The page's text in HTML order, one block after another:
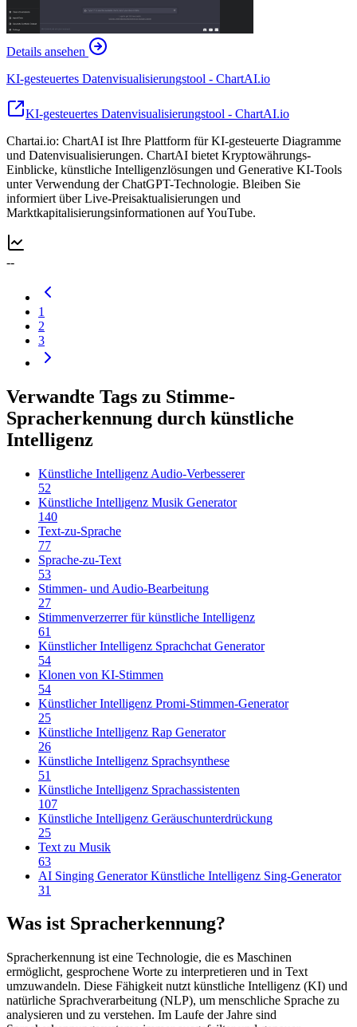
Details ansehen
KI-gesteuertes Datenvisualisierungstool - ChartAI.io
KI-gesteuertes Datenvisualisierungstool - ChartAI.io
Chartai.io: ChartAI ist Ihre Plattform für KI-gesteuerte Diagramme
und Datenvisualisierungen. ChartAI bietet Kryptowährungs-
Einblicke, künstliche Intelligenzlösungen und Generative KI-Tools
unter Verwendung der ChatGPT-Technologie. Bleiben Sie
informiert über Live-Preisaktualisierungen und
Marktkapitalisierungsinformationen auf YouTube.
--
1
2
3
Verwandte Tags zu Stimme-
Spracherkennung durch künstliche
Intelligenz
Künstliche Intelligenz Audio-Verbesserer
52
Künstliche Intelligenz Musik Generator
140
Text-zu-Sprache
77
Sprache-zu-Text
53
Stimmen- und Audio-Bearbeitung
27
Stimmenverzerrer für künstliche Intelligenz
61
Künstlicher Intelligenz Sprachchat Generator
54
Klonen von KI-Stimmen
54
Künstlicher Intelligenz Promi-Stimmen-Generator
25
Künstliche Intelligenz Rap Generator
26
Künstliche Intelligenz Sprachsynthese
51
Künstliche Intelligenz Sprachassistenten
107
Künstliche Intelligenz Geräuschunterdrückung
25
Text zu Musik
63
AI Singing Generator Künstliche Intelligenz Sing-Generator
31
Was ist Spracherkennung?
Spracherkennung ist eine Technologie, die es Maschinen
ermöglicht, gesprochene Worte zu interpretieren und in Text
umzuwandeln. Diese Fähigkeit nutzt künstliche Intelligenz (KI) und
natürliche Sprachverarbeitung (NLP), um menschliche Sprache zu
analysieren und zu verstehen. Im Laufe der Jahre sind